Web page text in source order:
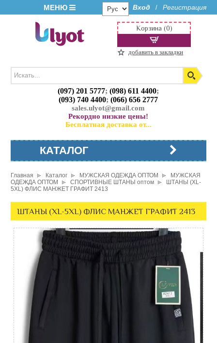
МЕНЮ Вход / Регистрация
(097) 201 5777;(098) 611 4400;
(093) 740 4400;(066) 656 2777
sales.ulyot@gmail.com
Рекордно низкие цены!
Бесплатная доставка от...
Корзина (0)
добавить в закладки
КАТАЛОГ
Главная Каталог МУЖСКАЯ ОДЕЖДА ОПТОМ
МУЖСКАЯ
ОДЕЖДА ОПТОМ
СПОРТИВНЫЕ ШТАНЫ оптом
ШТАНЫ (XL-
5XL) ФЛИС МАНЖЕТ ГРАФИТ 2413
ШТАНЫ (XL-5XL) ФЛИС МАНЖЕТ ГРАФИТ 2413